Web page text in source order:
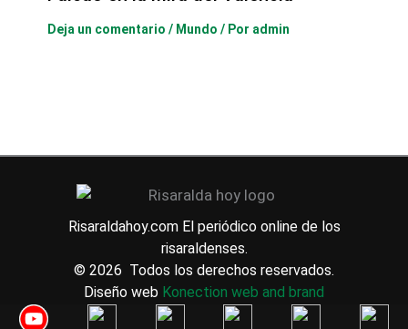
Deja un comentario / Mundo / Por admin
Risaraldahoy.com El periódico online de los
risaraldenses.
© 2026 Todos los derechos reservados.
Diseño web Konection web and brand